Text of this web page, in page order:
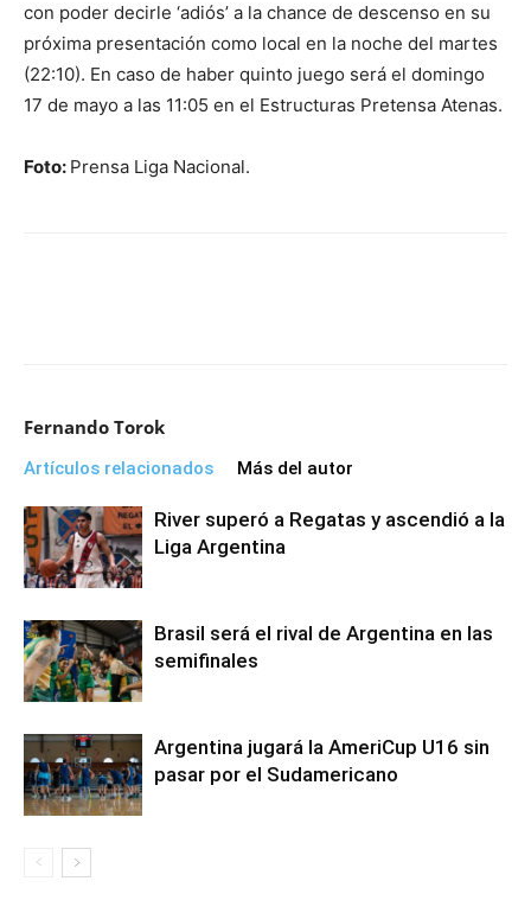
con poder decirle ‘adiós’ a la chance de descenso en su
próxima presentación como local en la noche del martes
(22:10). En caso de haber quinto juego será el domingo
17 de mayo a las 11:05 en el Estructuras Pretensa Atenas.
Foto: Prensa Liga Nacional.
Fernando Torok
Artículos relacionados Más del autor
River superó a Regatas y ascendió a la
Liga Argentina
Brasil será el rival de Argentina en las
semifinales
Argentina jugará la AmeriCup U16 sin
pasar por el Sudamericano